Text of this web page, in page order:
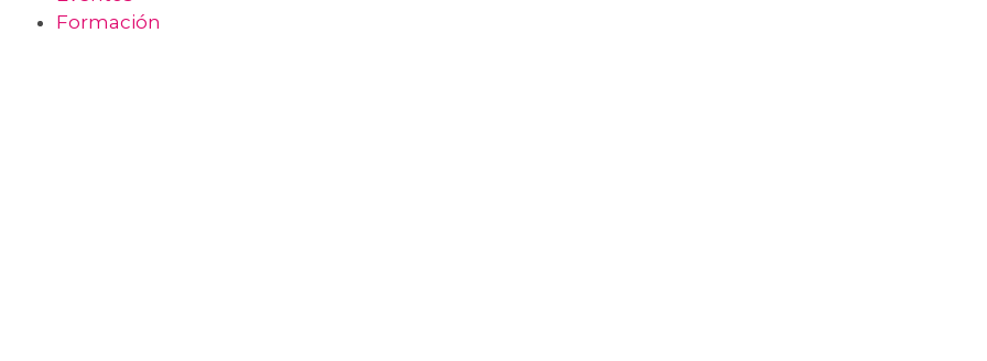
Formación